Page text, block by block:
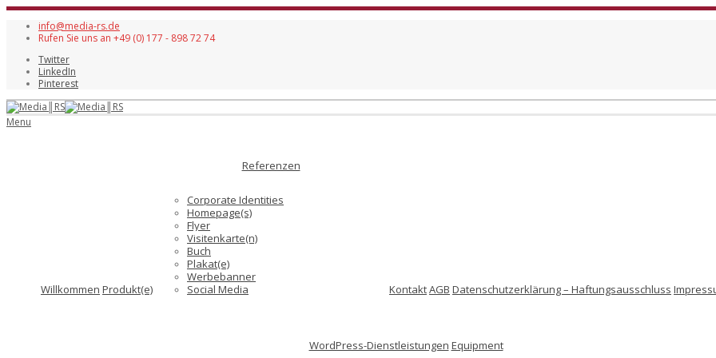
info@media-rs.de
Rufen Sie uns an +49 (0) 177 - 898 72 74
Twitter
LinkedIn
Pinterest
Menu
Willkommen Produkt(e)
Referenzen
Corporate Identities
Homepage(s)
Flyer
Visitenkarte(n)
Buch
Plakat(e)
Werbebanner
Social Media
KontaktAGB Datenschutzerklärung – Haftungsausschluss
WordPress-Dienstleistungen Equipment